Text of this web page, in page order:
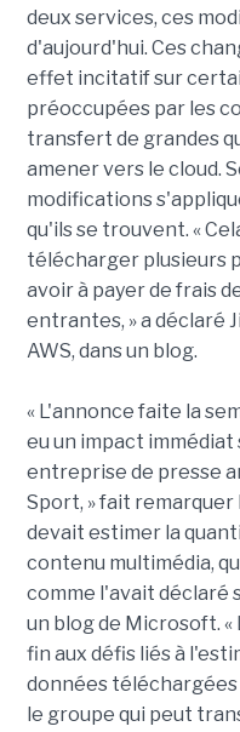
deux services, ces
d'aujourd'hui. Ces
effet incitatif sur
préoccupées par les
transfert de grandes
amener vers le cloud.
modifications
qu'ils se trouvent. «
télécharger plusieurs
avoir à payer de frais
entrantes, » a déclaré
AWS, dans un blog.
« L'annonce faite la
eu un impact immédiat
entreprise de presse
Sport, » fait
devait estimer la
contenu multimédia,
comme l'avait déclaré
un blog de Microsoft.
fin aux défis liés à
données
le groupe qui peut